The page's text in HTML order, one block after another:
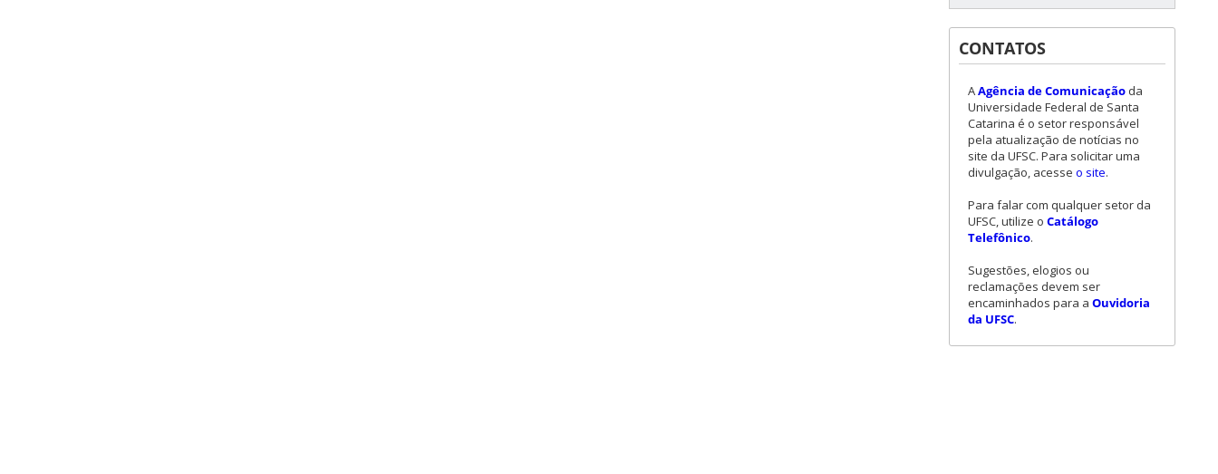
CONTATOS
AAgência de Comunicação da
Universidade Federal de Santa
Catarina é o setor responsável
pela atualização de notícias no
site da UFSC. Para solicitar uma
divulgação, acesse o site.
Para falar com qualquer setor da
UFSC, utilize o Catálogo
Telefônico.
Sugestões, elogios ou
reclamações devem ser
encaminhados para a Ouvidoria
da UFSC.